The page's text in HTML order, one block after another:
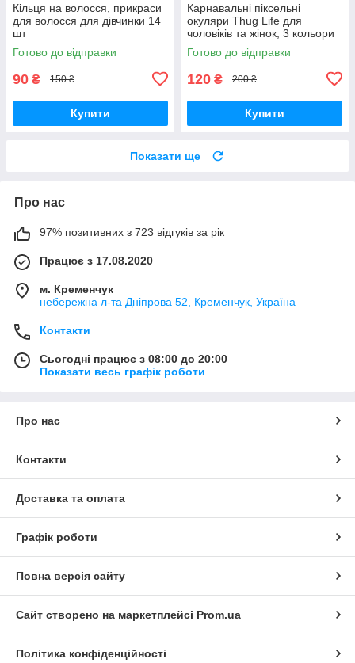
Кільця на волосся, прикраси
для волосся для дівчинки 14
шт
Готово до відправки
90 ₴ 150 ₴
Купити
Карнавальні піксельні
окуляри Thug Life для
чоловіків та жінок, 3 кольори
Готово до відправки
120 ₴ 200 ₴
Купити
Показати ще
Про нас
97% позитивних з 723 відгуків за рік
Працює з 17.08.2020
м. Кременчук
небережна л-та Дніпрова 52, Кременчук, Україна
Контакти
Сьогодні працює з 08:00 до 20:00
Показати весь графік роботи
Про нас
Контакти
Доставка та оплата
Графік роботи
Повна версія сайту
Сайт створено на маркетплейсі Prom.ua
Політика конфіденційності